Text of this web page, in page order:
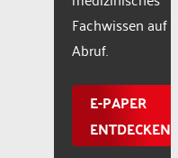
Fachwissen auf
Abruf.
E-PAPER
ENTDECKEN